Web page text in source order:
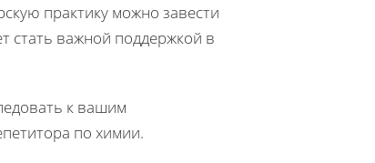
практику можно завести
стать важной поддержкой в
к вашим
по химии.